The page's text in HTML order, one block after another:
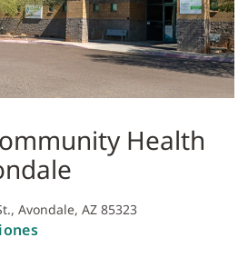
Health
Avondale, AZ 85323